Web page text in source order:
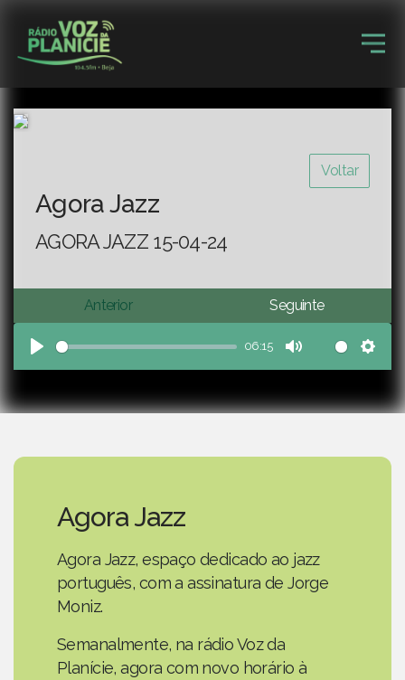
Voltar
Agora Jazz
AGORA JAZZ 15-04-24
Anterior Seguinte
Play
06:15
Mute
Agora Jazz
Agora Jazz, espaço dedicado ao jazz
português, com a assinatura de Jorge
Moniz.
Semanalmente, na rádio Voz da
Planície, agora com novo horário à